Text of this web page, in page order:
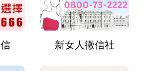
新女人徵信社